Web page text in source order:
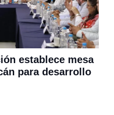
establece mesa
para desarrollo